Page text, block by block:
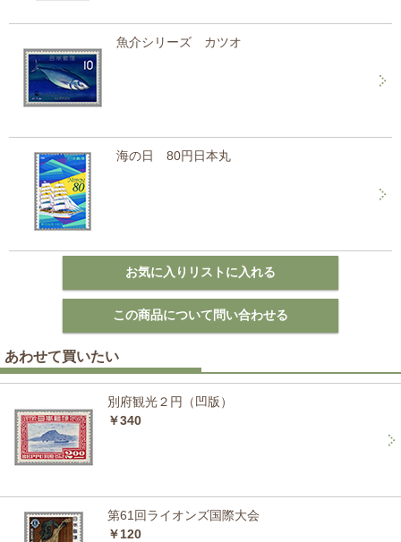
魚介シリーズ カツオ
海の日 80円日本丸
あわせて買いたい
別府観光２円（凹版）
￥340
第61回ライオンズ国際大会
￥120